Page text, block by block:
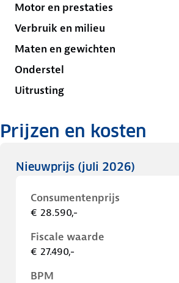
Motor en prestaties
Verbruik en milieu
Maten en gewichten
Onderstel
Uitrusting
Prijzen en kosten
Nieuwprijs (juli 2026)
Consumentenprijs
€ 28.590,-
Fiscale waarde
€ 27.490,-
BPM